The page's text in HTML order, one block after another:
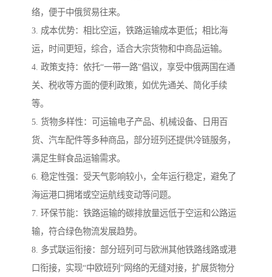
络，便于中俄贸易往来。
3. 成本优势：相比空运，铁路运输成本更低；相比海
运，时间更短，综合，适合大宗货物和中商品运输。
4. 政策支持：依托“一带一路”倡议，享受中俄两国在通
关、税收等方面的便利政策，如优先通关、简化手续
等。
5. 货物多样性：可运输电子产品、机械设备、日用百
货、汽车配件等多种商品，部分班列还提供冷链服务，
满足生鲜食品运输需求。
6. 稳定性强：受天气影响较小，全年运行稳定，避免了
海运港口拥堵或空运航线变动等问题。
7. 环保节能：铁路运输的碳排放量远低于空运和公路运
输，符合绿色物流发展趋势。
8. 多式联运衔接：部分班列可与欧洲其他铁路线路或港
口衔接，实现“中欧班列”网络的无缝对接，扩展货物分